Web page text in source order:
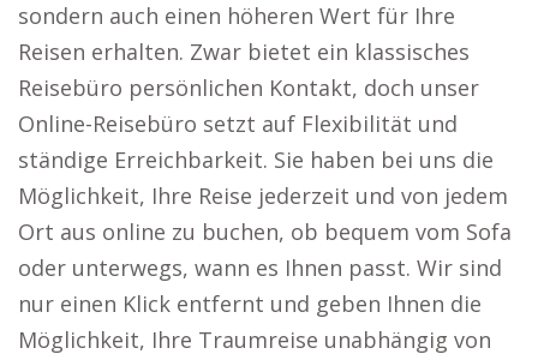
sondern auch einen höheren Wert für Ihre
Reisen erhalten. Zwar bietet ein klassisches
Reisebüro persönlichen Kontakt, doch unser
Online-Reisebüro setzt auf Flexibilität und
ständige Erreichbarkeit. Sie haben bei uns die
Möglichkeit, Ihre Reise jederzeit und von jedem
Ort aus online zu buchen, ob bequem vom Sofa
oder unterwegs, wann es Ihnen passt. Wir sind
nur einen Klick entfernt und geben Ihnen die
Möglichkeit, Ihre Traumreise unabhängig von